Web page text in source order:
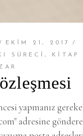
EKIM 21, 2017
SÜRECI , KITAP
yapmanız
adresine